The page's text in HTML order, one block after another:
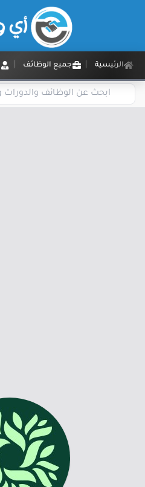
الرئيسية جميع الوظائف